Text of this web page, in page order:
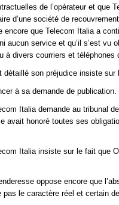
de l’opérateur et que
d’une société de
encore que Telecom Italia a
aucun service et qu’il s’est
à divers courriers et téléphones
détaillé son préjudice insiste sur
à sa demande de publication.
Italia demande au tribunal
avait honoré toutes ses
Italia insiste sur le fait que
oppose encore que
pas le caractère réel et certain